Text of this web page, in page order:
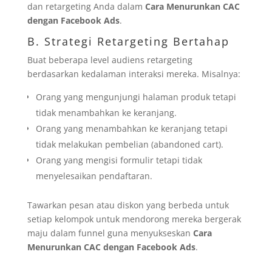
dan retargeting Anda dalam Cara Menurunkan CAC
dengan Facebook Ads.
B. Strategi Retargeting Bertahap
Buat beberapa level audiens retargeting
berdasarkan kedalaman interaksi mereka. Misalnya:
Orang yang mengunjungi halaman produk tetapi
tidak menambahkan ke keranjang.
Orang yang menambahkan ke keranjang tetapi
tidak melakukan pembelian (abandoned cart).
Orang yang mengisi formulir tetapi tidak
menyelesaikan pendaftaran.
Tawarkan pesan atau diskon yang berbeda untuk
setiap kelompok untuk mendorong mereka bergerak
maju dalam funnel guna menyukseskan Cara
Menurunkan CAC dengan Facebook Ads.